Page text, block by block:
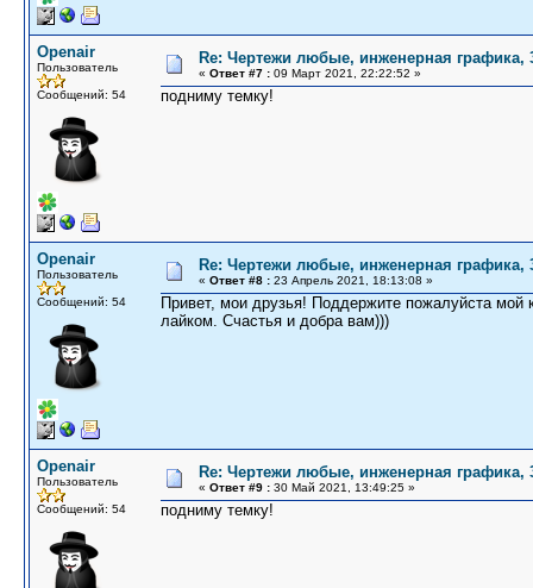
Openair
Пользователь
Сообщений: 54
Re: Чертежи любые, инженерная графика,
« Ответ #7 : 09 Март 2021, 22:22:52 »
подниму темку!
Openair
Пользователь
Сообщений: 54
Re: Чертежи любые, инженерная графика,
« Ответ #8 : 23 Апрель 2021, 18:13:08 »
Привет, мои друзья! Поддержите пожалуйста мой
лайком. Счастья и добра вам)))
Openair
Пользователь
Сообщений: 54
Re: Чертежи любые, инженерная графика,
« Ответ #9 : 30 Май 2021, 13:49:25 »
подниму темку!